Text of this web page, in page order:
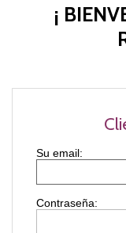
¡
Contraseña: